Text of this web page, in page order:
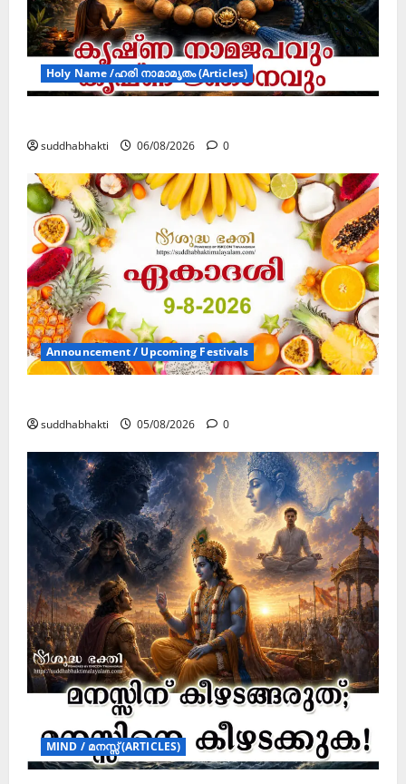
Holy Name /ഹരി നാമാമൃതം (Articles)
suddhabhakti 06/08/2026 0
Announcement / Upcoming Festivals
suddhabhakti 05/08/2026 0
MIND / മനസ്സ് (ARTICLES)